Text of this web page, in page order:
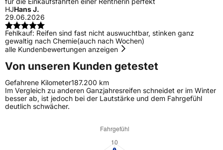
HJHans J.
29.06.2026
Fehlkauf: Reifen sind fast nicht auswuchtbar, stinken ganz
gewaltig nach Chemie(auch nach Wochen)
alle Kundenbewertungen anzeigen
Von unseren Kunden getestet
Gefahrene Kilometer187.200 km
Im Vergleich zu anderen Ganzjahresreifen schneidet er im Winter
besser ab, ist jedoch bei der Lautstärke und dem Fahrgefühl
deutlich schwächer.